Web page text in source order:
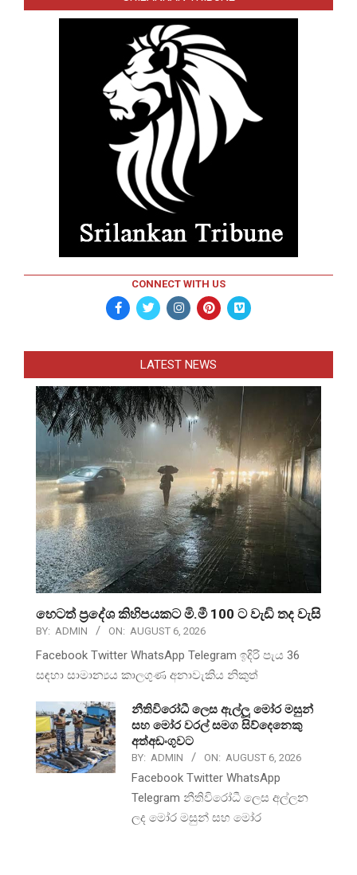
CONNECT WITH US
LATEST NEWS
හෙටත් ප්‍රදේශ කිහිපයකට මි.මී 100 ට වැඩි තද වැසි
BY: ADMIN ON: AUGUST 6, 2026
Facebook Twitter WhatsApp Telegram ඉදිරි පැය 36
සඳහා සාමාන්‍යය කාලගුණ අනාවැකිය නිකුත්
නීතිවිරෝධී ලෙස ඇල්ලූ මෝර මසුන්
සහ මෝර වරල් සමග සිව්දෙනෙකු
අත්අඩංගුවට
BY: ADMIN ON: AUGUST 6, 2026
Facebook Twitter WhatsApp
Telegram නීතිවිරෝධී ලෙස අල්ලන
ලද මෝර මසුන් සහ මෝර